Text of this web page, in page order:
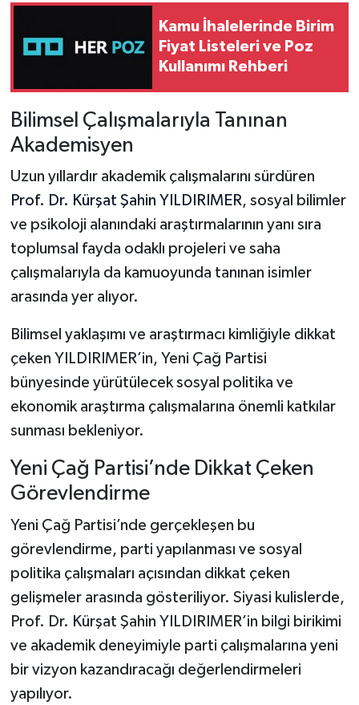
Kamu İhalelerinde Birim
Fiyat Listeleri ve Poz
Kullanımı Rehberi
Bilimsel Çalışmalarıyla Tanınan
Akademisyen
Uzun yıllardır akademik çalışmalarını sürdüren
Prof. Dr. Kürşat Şahin YILDIRIMER, sosyal bilimler
ve psikoloji alanındaki araştırmalarının yanı sıra
toplumsal fayda odaklı projeleri ve saha
çalışmalarıyla da kamuoyunda tanınan isimler
arasında yer alıyor.
Bilimsel yaklaşımı ve araştırmacı kimliğiyle dikkat
çeken YILDIRIMER’in, Yeni Çağ Partisi
bünyesinde yürütülecek sosyal politika ve
ekonomik araştırma çalışmalarına önemli katkılar
sunması bekleniyor.
Yeni Çağ Partisi’nde Dikkat Çeken
Görevlendirme
Yeni Çağ Partisi’nde gerçekleşen bu
görevlendirme, parti yapılanması ve sosyal
politika çalışmaları açısından dikkat çeken
gelişmeler arasında gösteriliyor. Siyasi kulislerde,
Prof. Dr. Kürşat Şahin YILDIRIMER’in bilgi birikimi
ve akademik deneyimiyle parti çalışmalarına yeni
bir vizyon kazandıracağı değerlendirmeleri
yapılıyor.